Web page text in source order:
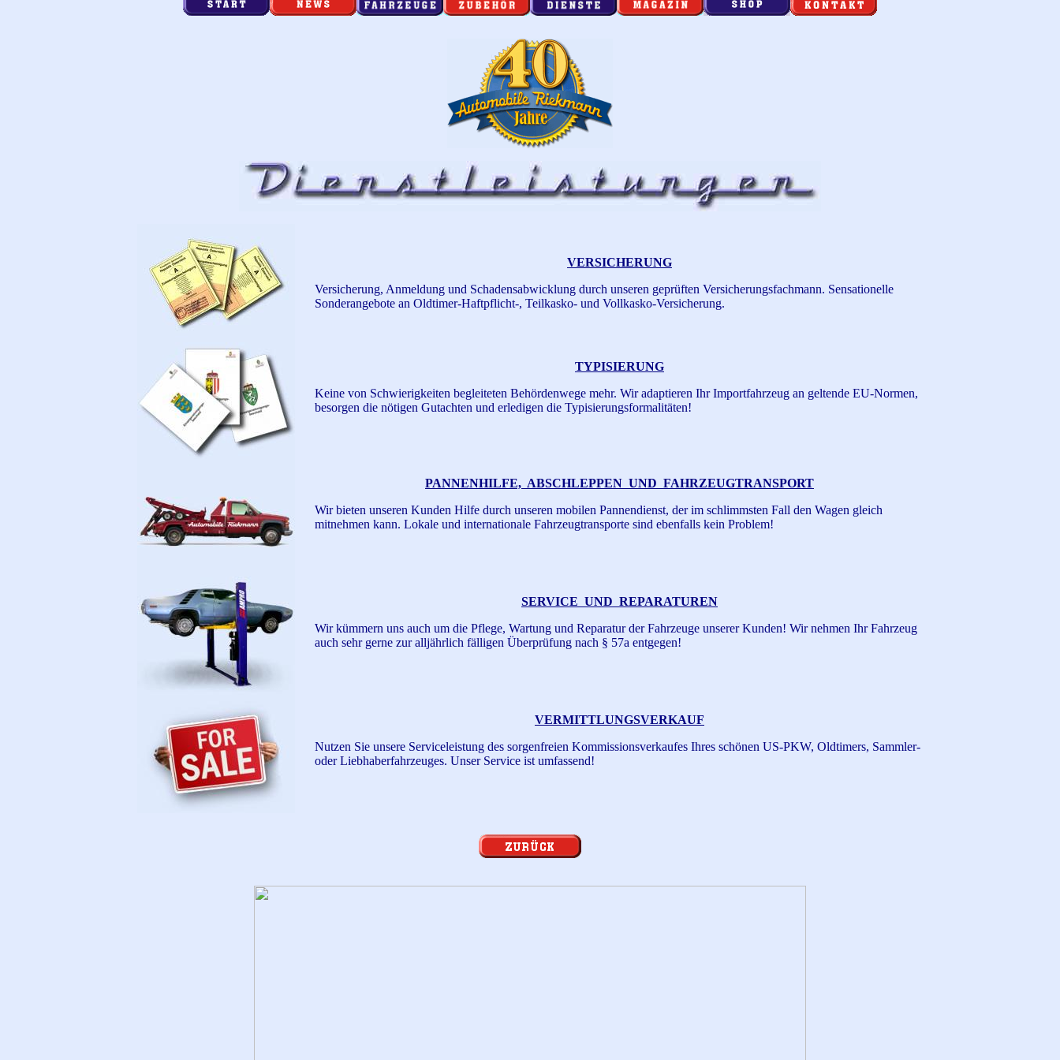
VERSICHERUNG
Versicherung, Anmeldung und Schadensabwicklung durch unseren geprüften Versicherungsfachmann. Sensationelle
Sonderangebote an Oldtimer-Haftpflicht-, Teilkasko- und Vollkasko-Versicherung.
TYPISIERUNG
Keine von Schwierigkeiten begleiteten Behördenwege mehr. Wir adaptieren Ihr Importfahrzeug an geltende EU-Normen,
besorgen die nötigen Gutachten und erledigen die Typisierungsformalitäten!
PANNENHILFE, ABSCHLEPPEN UND FAHRZEUGTRANSPORT
Wir bieten unseren Kunden Hilfe durch unseren mobilen Pannendienst, der im schlimmsten Fall den Wagen gleich
mitnehmen kann. Lokale und internationale Fahrzeugtransporte sind ebenfalls kein Problem!
SERVICE UND REPARATUREN
Wir kümmern uns auch um die Pflege, Wartung und Reparatur der Fahrzeuge unserer Kunden! Wir nehmen Ihr Fahrzeug
auch sehr gerne zur alljährlich fälligen Überprüfung nach § 57a entgegen!
VERMITTLUNGSVERKAUF
Nutzen Sie unsere Serviceleistung des sorgenfreien Kommissionsverkaufes Ihres schönen US-PKW, Oldtimers, Sammler-
oder Liebhaberfahrzeuges. Unser Service ist umfassend!